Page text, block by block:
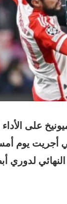
على
أجريت يوم
لدوري